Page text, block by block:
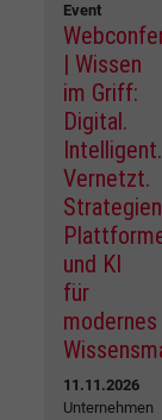
Event
| Wissen
im Griff:
Digital.
Intelligent.
Vernetzt.
und KI
für
modernes
11.11.2026
Unternehmen